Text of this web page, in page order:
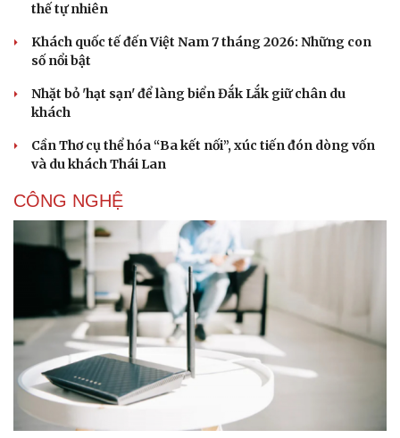
thế tự nhiên
Khách quốc tế đến Việt Nam 7 tháng 2026: Những con
số nổi bật
Nhặt bỏ 'hạt sạn' để làng biển Đắk Lắk giữ chân du
khách
Cần Thơ cụ thể hóa “Ba kết nối”, xúc tiến đón dòng vốn
và du khách Thái Lan
CÔNG NGHỆ